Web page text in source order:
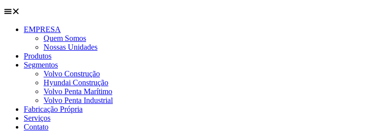
EMPRESA
Quem Somos
Nossas Unidades
Produtos
Segmentos
Volvo Construção
Hyundai Construção
Volvo Penta Marítimo
Volvo Penta Industrial
Fabricação Própria
Serviços
Contato